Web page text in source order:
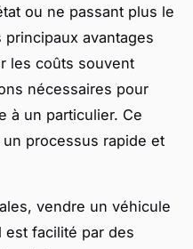
ou ne passant plus le
avantages
les coûts souvent
nécessaires pour
à un particulier. Ce
processus rapide et
vendre un véhicule
est facilité par des